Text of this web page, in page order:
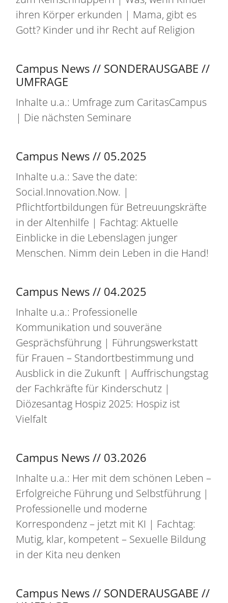
ihren Körper erkunden | Mama, gibt es
Gott? Kinder und ihr Recht auf Religion
Campus News // SONDERAUSGABE //
UMFRAGE
Inhalte u.a.: Umfrage zum CaritasCampus
| Die nächsten Seminare
Campus News // 05.2025
Inhalte u.a.: Save the date:
Social.Innovation.Now. |
Pflichtfortbildungen für Betreuungskräfte
in der Altenhilfe | Fachtag: Aktuelle
Einblicke in die Lebenslagen junger
Menschen. Nimm dein Leben in die Hand!
Campus News // 04.2025
Inhalte u.a.: Professionelle
Kommunikation und souveräne
Gesprächsführung | Führungswerkstatt
für Frauen – Standortbestimmung und
Ausblick in die Zukunft | Auffrischungstag
der Fachkräfte für Kinderschutz |
Diözesantag Hospiz 2025: Hospiz ist
Vielfalt
Campus News // 03.2026
Inhalte u.a.: Her mit dem schönen Leben –
Erfolgreiche Führung und Selbstführung |
Professionelle und moderne
Korrespondenz – jetzt mit KI | Fachtag:
Mutig, klar, kompetent – Sexuelle Bildung
in der Kita neu denken
Campus News // SONDERAUSGABE //